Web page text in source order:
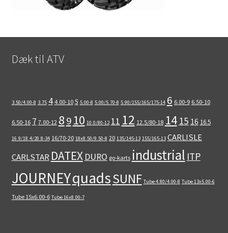
Dæk til ATV
3.50/4.00-8 3.75 4 4.00-10 5 5.00-8 5.00/5.70-8 5.90/155/165/175-14 6 6.00-9 6.50-10
6.50-16 7 7.00-12 89 10 10.0/80-12 11 12 12.5/80-18 14 15 16 16.5
16.9/18.4/20.8-34 16/70-20 18x8.50/9.50-8 20 135/145-13 155/165-13 CARLISLE
CARLSTAR DATEX DURO go-karts industrial ITP
JOURNEYquadsSUNF Tube 4.80/4.00-8 Tube 13x5.00-6
Tube 15x6.00-6 Tube 16x8.00-7